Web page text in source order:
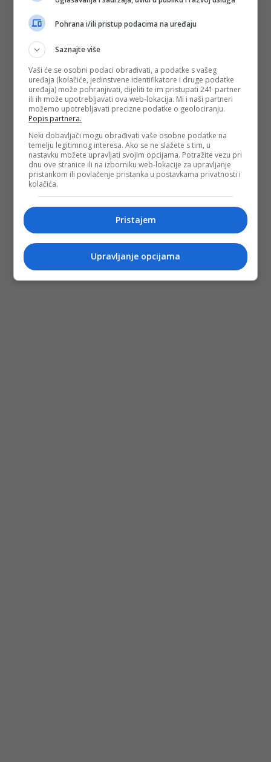
Pohrana i/ili pristup podacima na uređaju
Saznajte više
Vaši će se osobni podaci obrađivati, a podatke s vašeg
uređaja (kolačiće, jedinstvene identifikatore i druge podatke
uređaja) može pohranjivati, dijeliti te im pristupati 241 partner
ili ih može upotrebljavati ova web-lokacija. Mi i naši partneri
možemo upotrebljavati precizne podatke o geolociranju.
Popis partnera.
Neki dobavljači mogu obrađivati vaše osobne podatke na
temelju legitimnog interesa. Ako se ne slažete s tim, u
nastavku možete upravljati svojim opcijama. Potražite vezu pri
dnu ove stranice ili na izborniku web-lokacije za upravljanje
pristankom ili povlačenje pristanka u postavkama privatnosti i
kolačića.
Pristajem
Upravljanje opcijama